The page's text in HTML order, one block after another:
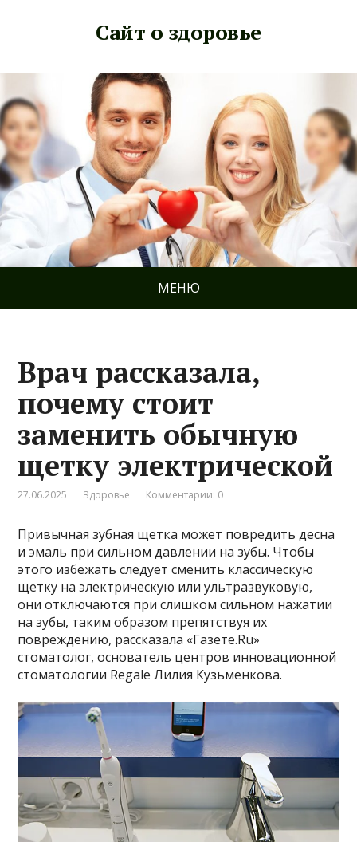
Сайт о здоровье
МЕНЮ
Врач рассказала,
почему стоит
заменить обычную
щетку электрической
27.06.2025 Здоровье Комментарии: 0
Привычная зубная щетка может повредить десна
и эмаль при сильном давлении на зубы. Чтобы
этого избежать следует сменить классическую
щетку на электрическую или ультразвуковую,
они отключаются при слишком сильном нажатии
на зубы, таким образом препятствуя их
повреждению, рассказала «Газете.Ru»
стоматолог, основатель центров инновационной
стоматологии Regale Лилия Кузьменкова.